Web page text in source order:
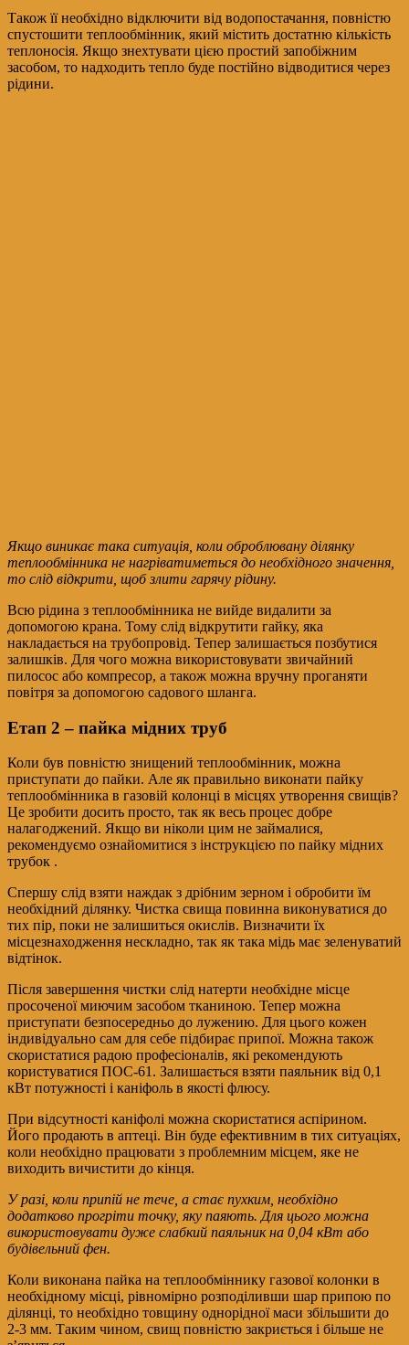
Також її необхідно відключити від водопостачання, повністю
спустошити теплообмінник, який містить достатню кількість
теплоносія. Якщо знехтувати цією простий запобіжним
засобом, то надходить тепло буде постійно відводитися через
рідини.
Якщо виникає така ситуація, коли оброблювану ділянку
теплообмінника не нагріватиметься до необхідного значення,
то слід відкрити, щоб злити гарячу рідину.
Всю рідина з теплообмінника не вийде видалити за
допомогою крана. Тому слід відкрутити гайку, яка
накладається на трубопровід. Тепер залишається позбутися
залишків. Для чого можна використовувати звичайний
пилосос або компресор, а також можна вручну проганяти
повітря за допомогою садового шланга.
Етап 2 – пайка мідних труб
Коли був повністю знищений теплообмінник, можна
приступати до пайки. Але як правильно виконати пайку
теплообмінника в газовій колонці в місцях утворення свищів?
Це зробити досить просто, так як весь процес добре
налагоджений. Якщо ви ніколи цим не займалися,
рекомендуємо ознайомитися з інструкцією по пайку мідних
трубок .
Спершу слід взяти наждак з дрібним зерном і обробити їм
необхідний ділянку. Чистка свища повинна виконуватися до
тих пір, поки не залишиться окислів. Визначити їх
місцезнаходження нескладно, так як така мідь має зеленуватий
відтінок.
Після завершення чистки слід натерти необхідне місце
просоченої миючим засобом тканиною. Тепер можна
приступати безпосередньо до лужению. Для цього кожен
індивідуально сам для себе підбирає припої. Можна також
скористатися радою професіоналів, які рекомендують
користуватися ПОС-61. Залишається взяти паяльник від 0,1
кВт потужності і каніфоль в якості флюсу.
При відсутності каніфолі можна скористатися аспірином.
Його продають в аптеці. Він буде ефективним в тих ситуаціях,
коли необхідно працювати з проблемним місцем, яке не
виходить вичистити до кінця.
У разі, коли припій не тече, а стає пухким, необхідно
додатково прогріти точку, яку паяють. Для цього можна
використовувати дуже слабкий паяльник на 0,04 кВт або
будівельний фен.
Коли виконана пайка на теплообміннику газової колонки в
необхідному місці, рівномірно розподіливши шар припою по
ділянці, то необхідно товщину однорідної маси збільшити до
2-3 мм. Таким чином, свищ повністю закриється і більше не